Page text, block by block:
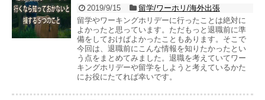
2019/9/15
留学/ワーホリ/海外出張
留学やワーキングホリデーに行ったことは絶対に
よかったと思っています。ただもっと退職前に準
備をしておけばよかったこともあります。そこで
今回は、退職前にこんな情報を知りたかったとい
う点をまとめてみました。退職を考えていてワー
キングホリデーや留学をしようと考えているかた
にお役にたてれば幸いです。